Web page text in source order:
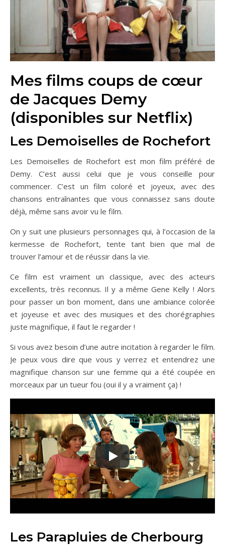
Mes films coups de cœur
de Jacques Demy
(disponibles sur Netflix)
Les Demoiselles de Rochefort
Les Demoiselles de Rochefort est mon film préféré de
Demy. C’est aussi celui que je vous conseille pour
commencer. C’est un film coloré et joyeux, avec des
chansons entraînantes que vous connaissez sans doute
déjà, même sans avoir vu le film.
On y suit une plusieurs personnages qui, à l’occasion de la
kermesse de Rochefort, tente tant bien que mal de
trouver l’amour et de réussir dans la vie.
Ce film est vraiment un classique, avec des acteurs
excellents, très reconnus. Il y a même Gene Kelly ! Alors
pour passer un bon moment, dans une ambiance colorée
et joyeuse et avec des musiques et des chorégraphies
juste magnifique, il faut le regarder !
Si vous avez besoin d’une autre incitation à regarder le film.
Je peux vous dire que vous y verrez et entendrez une
magnifique chanson sur une femme qui a été coupée en
morceaux par un tueur fou (oui il y a vraiment ça) !
Les Parapluies de Cherbourg